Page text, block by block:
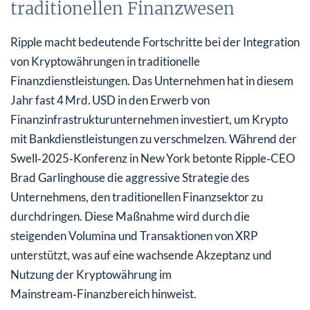
traditionellen Finanzwesen
Ripple macht bedeutende Fortschritte bei der Integration
von Kryptowährungen in traditionelle
Finanzdienstleistungen. Das Unternehmen hat in diesem
Jahr fast 4 Mrd. USD in den Erwerb von
Finanzinfrastrukturunternehmen investiert, um Krypto
mit Bankdienstleistungen zu verschmelzen. Während der
Swell‑2025‑Konferenz in New York betonte Ripple‑CEO
Brad Garlinghouse die aggressive Strategie des
Unternehmens, den traditionellen Finanzsektor zu
durchdringen. Diese Maßnahme wird durch die
steigenden Volumina und Transaktionen von XRP
unterstützt, was auf eine wachsende Akzeptanz und
Nutzung der Kryptowährung im
Mainstream‑Finanzbereich hinweist.